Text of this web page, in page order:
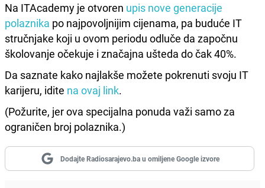
Na ITAcademy je otvoren upis nove generacije
polaznika po najpovoljnijim cijenama, pa buduće IT
stručnjake koji u ovom periodu odluče da započnu
školovanje očekuje i značajna ušteda do čak 40%.
Da saznate kako najlakše možete pokrenuti svoju IT
karijeru, idite na ovaj link.
(Požurite, jer ova specijalna ponuda važi samo za
ograničen broj polaznika.)
Dodajte Radiosarajevo.ba u omiljene Google izvore